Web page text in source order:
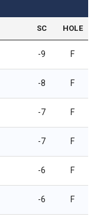
SC HOLE
-9 F
-8 F
-7 F
-7 F
-6 F
-6 F